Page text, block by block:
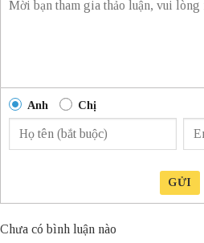
Anh Chị
GỬI
Chưa có bình luận nào